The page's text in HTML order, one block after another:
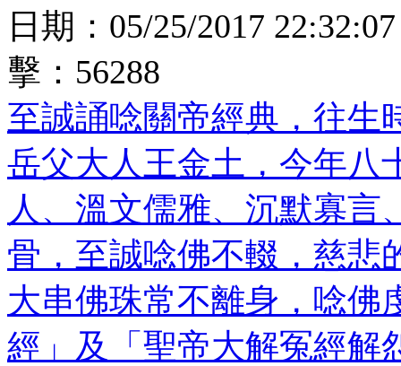
日期： 05/25/2017 22:32:07
擊： 56288
至誠誦唸關帝經典，往生
岳父大人王金土，今年八
人、溫文儒雅、沉默寡言
骨，至誠唸佛不輟，慈悲
大串佛珠常不離身，唸佛
經」及「聖帝大解冤經解